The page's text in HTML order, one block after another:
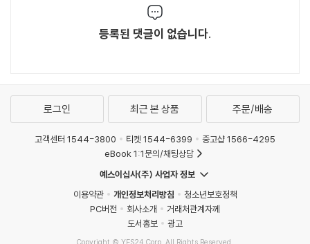
등록된 댓글이 없습니다.
로그인 최근 본 상품 주문/배송
고객센터 1544-3800 티켓 1544-6399
중고샵 1566-4295
eBook 1:1문의/채팅상담
예스이십사(주) 사업자 정보
이용약관
개인정보처리방침
청소년보호정책
PC버전
회사소개
거래처관계자께
도서홍보
광고